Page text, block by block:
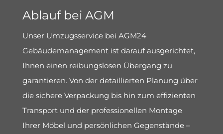
Ablauf bei AGM
Unser Umzugsservice bei AGM24
Gebäudemanagement ist darauf ausgerichtet,
Ihnen einen reibungslosen Übergang zu
garantieren. Von der detaillierten Planung über
die sichere Verpackung bis hin zum effizienten
Transport und der professionellen Montage
Ihrer Möbel und persönlichen Gegenstände –